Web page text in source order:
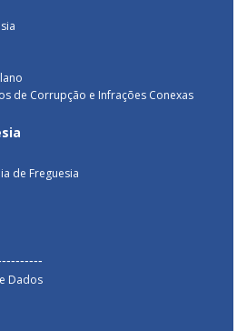
de Corrupção e Infrações Conexas
de Freguesia
Dados